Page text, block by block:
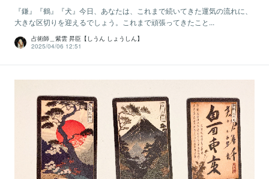
『鎌』『鶴』『犬』今日、あなたは、これまで続いてきた運気の流れに、
大きな区切りを迎えるでしょう。これまで頑張ってきたこと...
占術師＿紫雲 昇臣【しうん しょうしん】
2025/04/06 12:51